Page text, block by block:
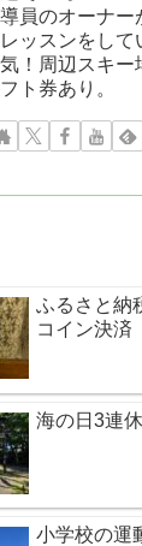
員のオーナー
ッスンをして
！周辺スキー
ト券あり。
ふるさと納
コイン決済
海の日3連
小学校の運